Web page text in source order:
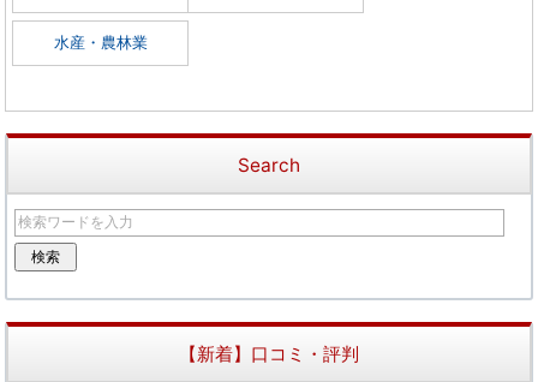
水産・農林業
Search
【新着】口コミ・評判